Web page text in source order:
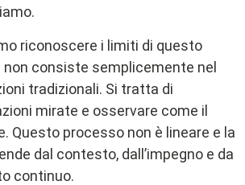
riconoscere i limiti di questo
non consiste semplicemente nel
tradizionali. Si tratta di
mirate e osservare come il
Questo processo non è lineare e la
dal contesto, dall’impegno e da
continuo.